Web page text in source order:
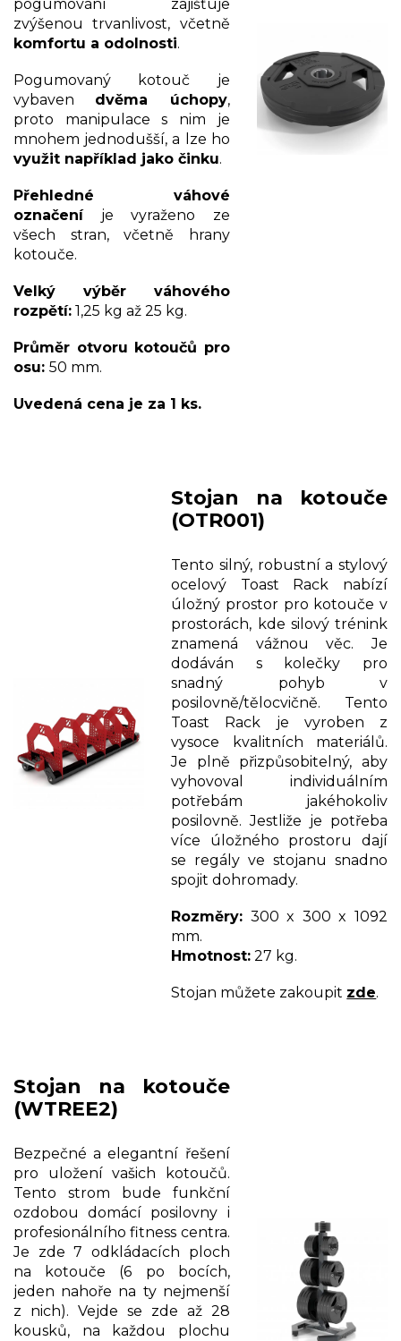
pogumování zajišťuje
zvýšenou trvanlivost, včetně
komfortu a odolnosti.
Pogumovaný kotouč je
vybaven dvěma úchopy,
proto manipulace s nim je
mnohem jednodušší, a lze ho
využit například jako činku.
Přehledné váhové
označení je vyraženo ze
všech stran, včetně hrany
kotouče.
Velký výběr váhového
rozpětí: 1,25 kg až 25 kg.
Průměr otvoru kotoučů pro
osu: 50 mm.
Uvedená cena je za 1 ks.
Stojan na kotouče
(OTR001)
Tento silný, robustní a stylový
ocelový Toast Rack nabízí
úložný prostor pro kotouče v
prostorách, kde silový trénink
znamená vážnou věc. Je
dodáván s kolečky pro
snadný pohyb v
posilovně/tělocvičně. Tento
Toast Rack je vyroben z
vysoce kvalitních materiálů.
Je plně přizpůsobitelný, aby
vyhovoval individuálním
potřebám jakéhokoliv
posilovně. Jestliže je potřeba
více úložného prostoru dají
se regály ve stojanu snadno
spojit dohromady.
Rozměry: 300 x 300 x 1092
mm.
Hmotnost: 27 kg.
Stojan můžete zakoupit zde.
Stojan na kotouče
(WTREE2)
Bezpečné a elegantní řešení
pro uložení vašich kotoučů.
Tento strom bude funkční
ozdobou domácí posilovny i
profesionálního fitness centra.
Je zde 7 odkládacích ploch
na kotouče (6 po bocích,
jeden nahoře na ty nejmenší
z nich). Vejde se zde až 28
kousků, na každou plochu